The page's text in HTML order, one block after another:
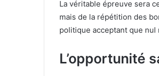
La véritable épreuve sera
mais de la répétition des
politique acceptant que
L’opportunité